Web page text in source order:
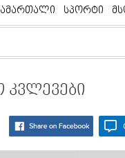
სპორტი